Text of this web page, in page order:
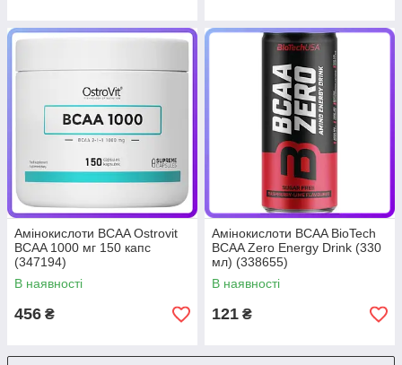
Амінокислоти BCAA Ostrovit
BCAA 1000 мг 150 капс
(347194)
В наявності
456 ₴
Амінокислоти BCAA BioTech
BCAA Zero Energy Drink (330
мл) (338655)
В наявності
121 ₴